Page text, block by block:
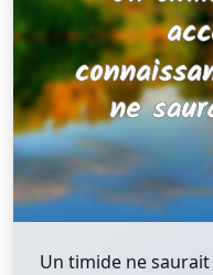
Un timide ne